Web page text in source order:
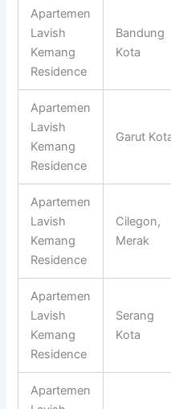
Apartemen
Lavish
Kemang
Residence
Bandung
Kota
Apartemen
Lavish
Kemang
Residence
Garut
Apartemen
Lavish
Kemang
Residence
Cilegon,
Merak
Apartemen
Lavish
Kemang
Residence
Serang
Kota
Apartemen